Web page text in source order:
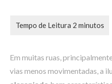
Em muitas ruas,
vias menos movimentadas, a